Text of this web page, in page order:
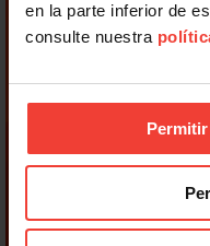
en la parte inferior de
consulte nuestra